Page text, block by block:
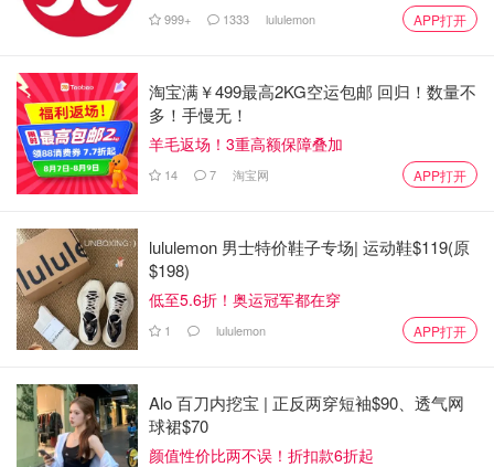
1、隔水或微波炉加热溶化黄油
999+ 1333 lululemon APP打开
淘宝满￥499最高2KG空运包邮 回归！数量不
多！手慢无！
羊毛返场！3重高额保障叠加
14 7 淘宝网 APP打开
lululemon 男士特价鞋子专场| 运动鞋$119(原
$198)
低至5.6折！奥运冠军都在穿
1 lululemon APP打开
Alo 百刀内挖宝 | 正反两穿短袖$90、透气网
球裙$70
颜值性价比两不误！折扣款6折起